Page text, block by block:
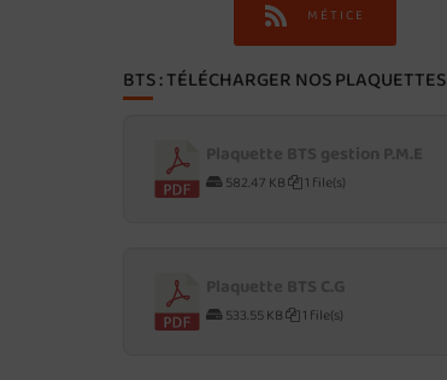
MÉTICE
BTS : TÉLÉCHARGER NOS PLAQUETTES
582.47 KB 1 file(s)
533.55 KB 1 file(s)